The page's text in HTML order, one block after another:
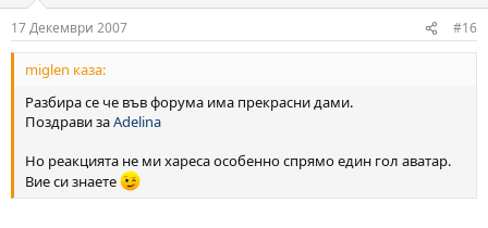
17 Декември 2007 #16
miglen каза:
Разбира се че във форума има прекрасни дами.
Поздрави заAdelina
Но реакцията не ми хареса особенно спрямо един гол аватар.
Вие си знаете